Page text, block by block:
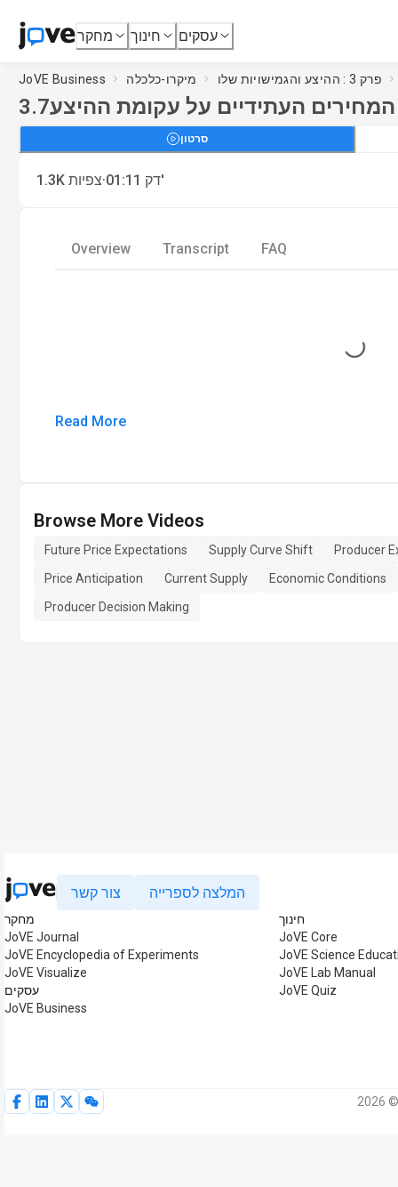
מחקר חינוך עסקים
JoVE Business מיקרו-כלכלה פרק 3 : ההיצע והגמישויות שלו
3.7העתידיים על עקומת ההיצע
סרטון
1.3K צפיות·01:11 דק'
Overview Transcript FAQ
Loading...
Read More
Browse More Videos
Future Price Expectations Supply Curve Shift
Producer
Price Anticipation
Current Supply
Economic Conditions
Producer Decision Making
צור קשר המלצה לספרייה
מחקר
JoVE Journal
JoVE Encyclopedia of Experiments
JoVE Visualize
עסקים
JoVE Business
חינוך
JoVE Core
JoVE Science
JoVE Lab Manual
JoVE Quiz